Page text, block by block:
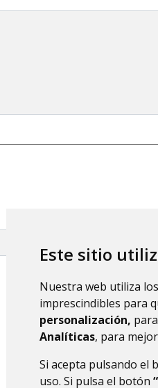
Este sitio
Nuestra web utiliza
imprescindibles para
personalización,
Analíticas, para
Si acepta pulsando el
uso. Si pulsa el botón